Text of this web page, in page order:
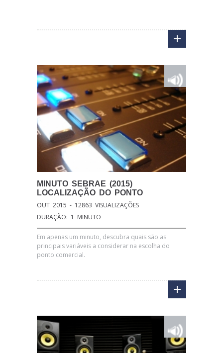
MINUTO SEBRAE (2015)
LOCALIZAÇÃO DO PONTO
OUT 2015 - 12863 VISUALIZAÇÕES
DURAÇÃO: 1 MINUTO
Em apenas um minuto, descubra quais são as
principais variáveis a considerar na escolha do
ponto comercial.